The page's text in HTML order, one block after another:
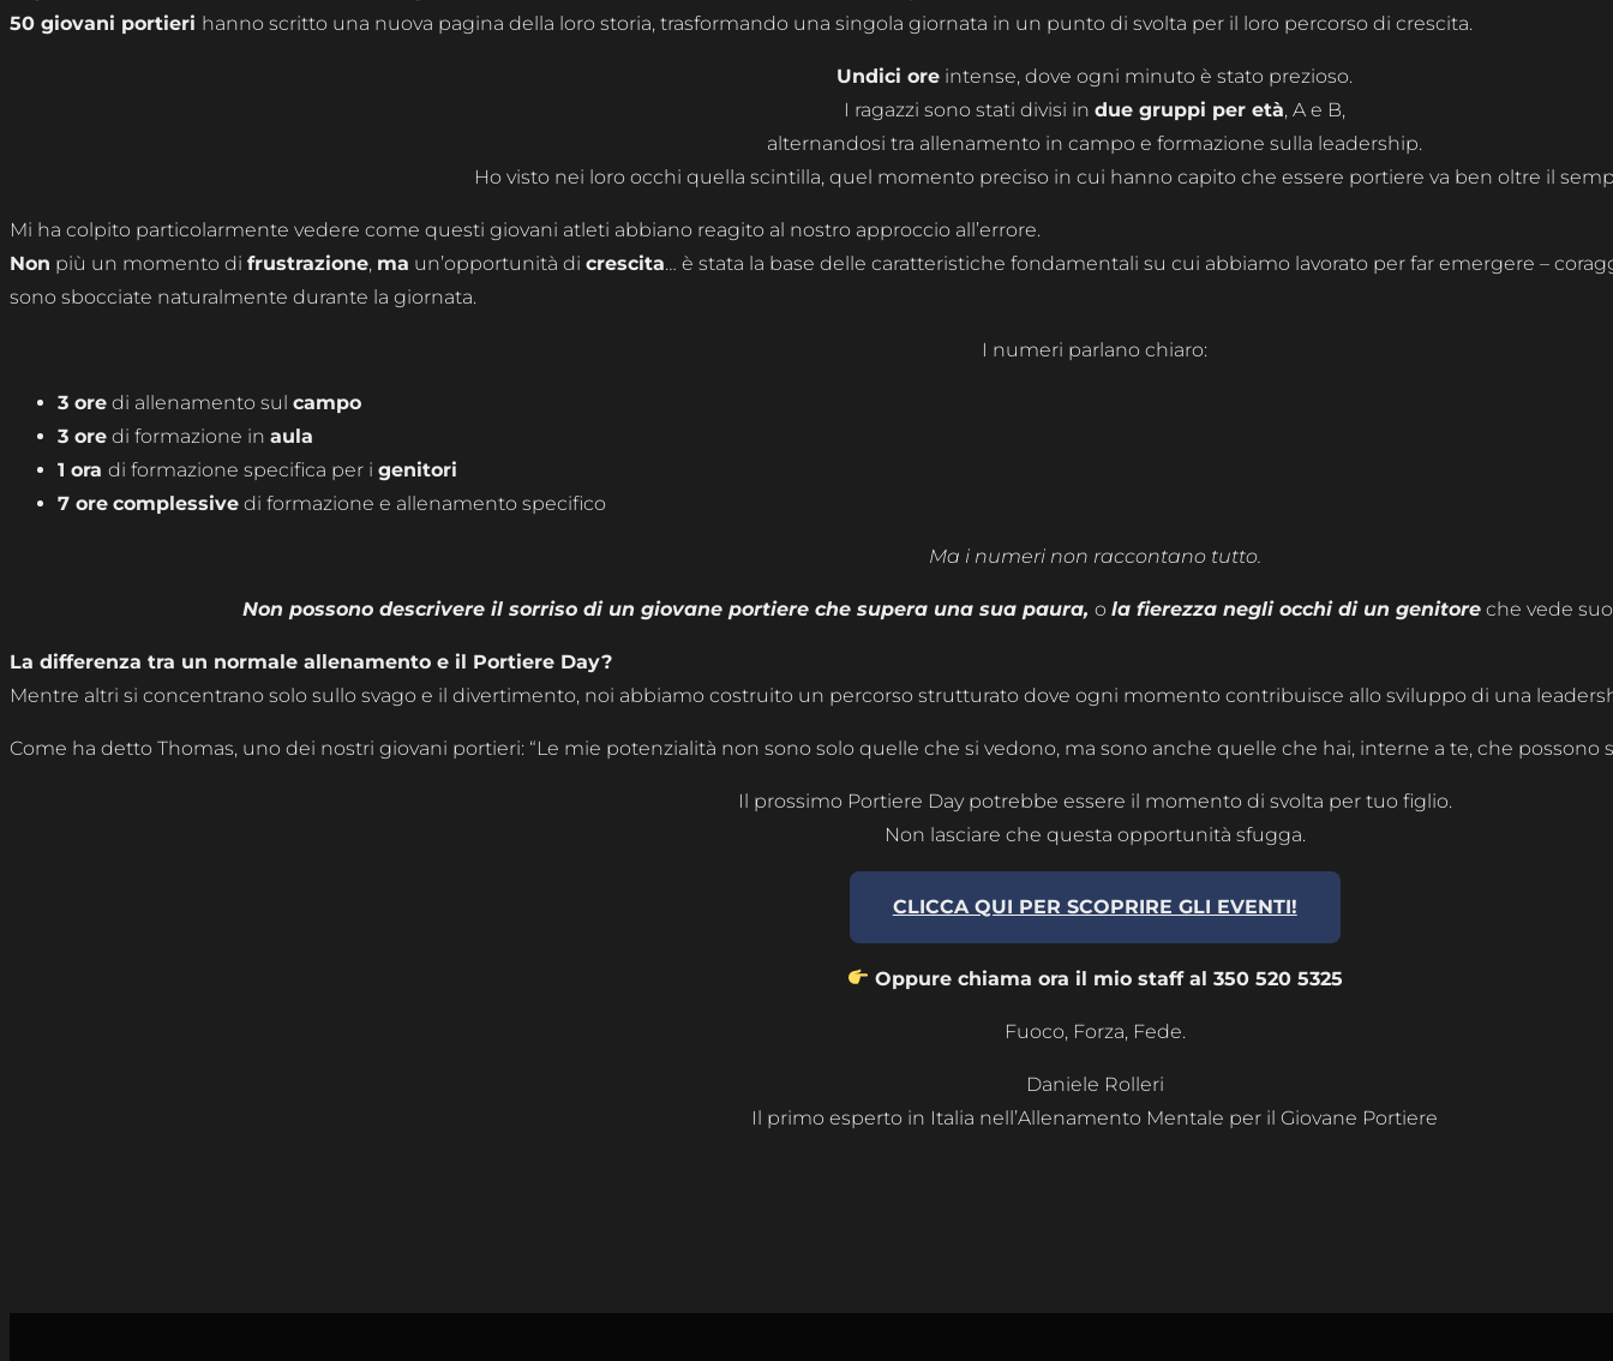
50 giovani portieri hanno scritto una nuova pagina della loro storia, trasformando una singola giornata in un punto di svolta per il loro percorso di crescita.
Undici ore intense, dove ogni minuto è stato prezioso.
I ragazzi sono stati divisi indue gruppi per età, A e B,
alternandosi tra allenamento in campo e formazione sulla leadership.
Ho visto nei loro occhi quella scintilla, quel momento preciso in cui hanno capito che essere portiere va ben oltre il
Mi ha colpito particolarmente vedere come questi giovani atleti abbiano reagito al nostro approccio all’errore.
Non più un momento di frustrazione, ma un’opportunità di crescita… è stata la base delle caratteristiche fondamentali su cui abbiamo lavorato per far emergere –
sono sbocciate naturalmente durante la giornata.
I numeri parlano chiaro:
3 ore di allenamento sul campo
3 ore di formazione in aula
1 ora di formazione specifica per i genitori
7 ore complessive di formazione e allenamento specifico
Ma i numeri non raccontano tutto.
Non possono descrivere il sorriso di un giovane portiere che supera una sua paura, o la fierezza negli occhi di un genitoreche vede
La differenza tra un normale allenamento e il Portiere Day?
Mentre altri si concentrano solo sullo svago e il divertimento, noi abbiamo costruito un percorso strutturato dove ogni momento contribuisce allo sviluppo di una
Come ha detto Thomas, uno dei nostri giovani portieri: “Le mie potenzialità non sono solo quelle che si vedono, ma sono anche quelle che hai, interne a te, che possono
Il prossimo Portiere Day potrebbe essere il momento di svolta per tuo figlio.
Non lasciare che questa opportunità sfugga.
CLICCA QUI PER SCOPRIRE GLI EVENTI!
Oppure chiama ora il mio staff al 350 520 5325
Fuoco, Forza, Fede.
Daniele Rolleri
Il primo esperto in Italia nell’Allenamento Mentale per il Giovane Portiere